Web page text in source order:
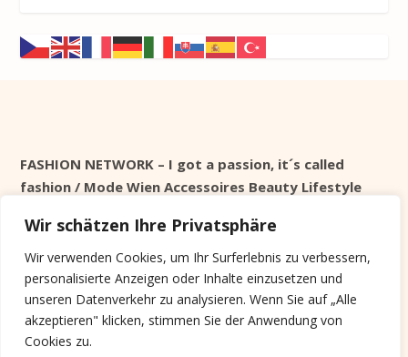
Wir schätzen Ihre Privatsphäre
Wir verwenden Cookies, um Ihr Surferlebnis zu verbessern,
personalisierte Anzeigen oder Inhalte einzusetzen und
unseren Datenverkehr zu analysieren. Wenn Sie auf „Alle
akzeptieren" klicken, stimmen Sie der Anwendung von
Cookies zu.
FASHION NETWORK – I got a passion, it´s called
fashion / Mode Wien Accessoires Beauty Lifestyle
Seit 1998 online
Cookie Info
Diese Website verwendet keine Tracking Cookies,
sondern nur Systemrelevante, die nach der Session